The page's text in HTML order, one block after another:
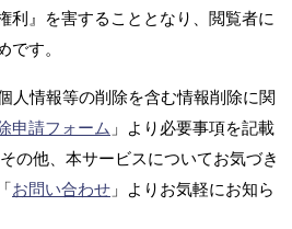
利』を害することとなり、閲覧者に
す。
人情報等の削除を含む情報削除に関
申請フォーム 」より必要事項を記載
の他、本サービスについてお気づき
お問い合わせ 」よりお気軽にお知ら